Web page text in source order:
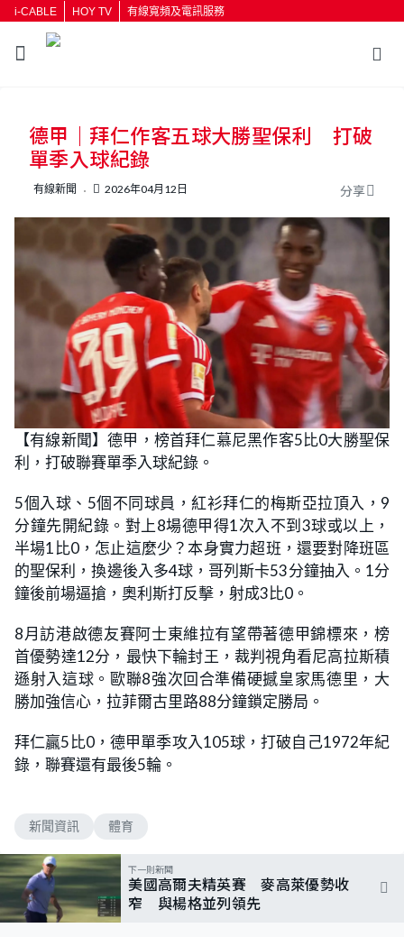
i-CABLE HOY TV 有線寬頻及電訊服務
按輸入鍵開始搜尋
德甲｜拜仁作客五球大勝聖保利 打破
單季入球紀錄
有線新聞 2026年04月12日 分享
【有線新聞】德甲，榜首拜仁慕尼黑作客5比0大勝聖保
利，打破聯賽單季入球紀錄。
5個入球、5個不同球員，紅衫拜仁的梅斯亞拉頂入，9
分鐘先開紀錄。對上8場德甲得1次入不到3球或以上，
半場1比0，怎止這麼少？本身實力超班，還要對降班區
的聖保利，換邊後入多4球，哥列斯卡53分鐘抽入。1分
鐘後前場逼搶，奧利斯打反擊，射成3比0。
8月訪港啟德友賽阿士東維拉有望帶著德甲錦標來，榜
首優勢達12分，最快下輪封王，裁判視角看尼高拉斯積
遜射入這球。歐聯8強次回合準備硬撼皇家馬德里，大
勝加強信心，拉菲爾古里路88分鐘鎖定勝局。
拜仁贏5比0，德甲單季攻入105球，打破自己1972年紀
錄，聯賽還有最後5輪。
新聞資訊 體育
下一則新聞
美國高爾夫精英賽 麥高萊優勢收
窄 與楊格並列領先